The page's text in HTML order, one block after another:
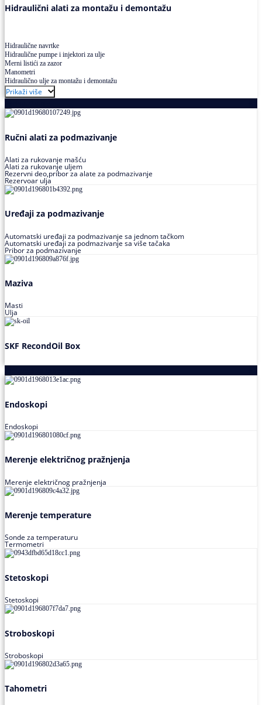
Hidraulični alati za montažu i demontažu
Hidraulične navrtke
Hidraulične pumpe i injektori za ulje
Merni listići za zazor
Manometri
Hidraulično ulje za montažu i demontažu
Prikaži više
Ručni alati za podmazivanje
Alati za rukovanje mašću
Alati za rukovanje uljem
Rezervni deo,pribor za alate za podmazivanje
Rezervoar ulja
Uređaji za podmazivanje
Automatski uređaji za podmazivanje sa jednom tačkom
Automatski uređaji za podmazivanje sa više tačaka
Pribor za podmazivanje
Maziva
Masti
Ulja
SKF RecondOil Box
Endoskopi
Endoskopi
Merenje električnog pražnjenja
Merenje električnog pražnjenja
Merenje temperature
Sonde za temperaturu
Termometri
Stetoskopi
Stetoskopi
Stroboskopi
Stroboskopi
Tahometri